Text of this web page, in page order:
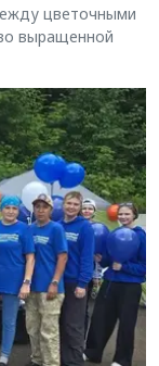
цветочными
выращенной